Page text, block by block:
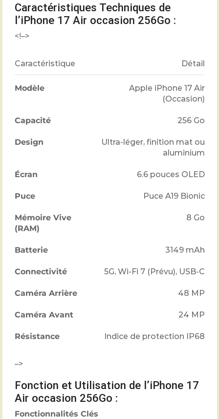
Caractéristiques Techniques de
l’iPhone 17 Air occasion 256Go :
<!–>
Caractéristique Détail
Modèle
Apple iPhone 17 Air
(Occasion)
Capacité 256 Go
Design
Ultra-léger, finition mat ou
aluminium
Écran 6.6 pouces OLED
Puce Puce A19 Bionic
Mémoire Vive
(RAM)
8 Go
Batterie 3149 mAh
Connectivité 5G, Wi-Fi 7 (Prévu), USB-C
Caméra Arrière 48 MP
Caméra Avant 24 MP
Résistance Indice de protection IP68
–>
Fonction et Utilisation de l’iPhone 17
Air occasion 256Go :
Fonctionnalités Clés